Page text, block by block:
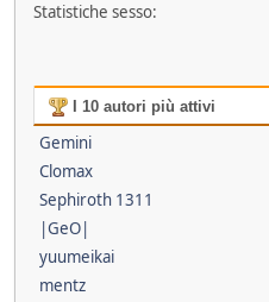
Statistiche sesso:
I 10 autori più attivi
Gemini
Clomax
Sephiroth 1311
|GeO|
yuumeikai
mentz